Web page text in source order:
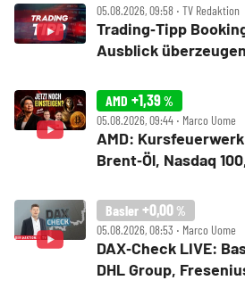
05.08.2026, 09:58 ‧ TV Redaktion
Trading‑Tipp
Ausblick überzeugen
AMD +1,39%
05.08.2026, 09:44 ‧ Marco Uome
AMD:
Brent‑Öl, Nasdaq
Basler +0,00 %
05.08.2026, 08:53 ‧ Marco Uome
DAX‑Check LIVE:
DHL Group,